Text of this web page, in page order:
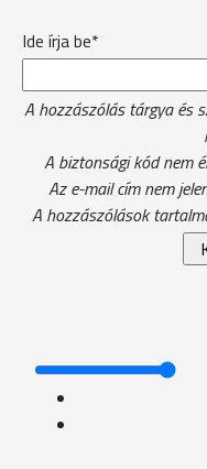
Ide írja be*
A hozzászólás tárgya és
A biztonsági kód nem
Az e-mail cím nem
A hozzászólások